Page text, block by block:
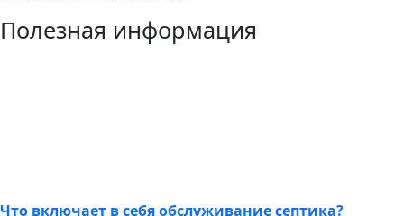
Полезная информация
Что включает в себя обслуживание септика?